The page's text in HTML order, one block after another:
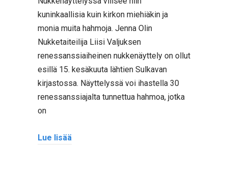
kuninkaallisia kuin kirkon miehiäkin ja
monia muita hahmoja. Jenna Olin
Nukketaiteilija Liisi Valjuksen
renessanssiaiheinen nukkenäyttely on ollut
esillä 15. kesäkuuta lähtien Sulkavan
kirjastossa. Näyttelyssä voi ihastella 30
renessanssiajalta tunnettua hahmoa, jotka
on
Lue lisää